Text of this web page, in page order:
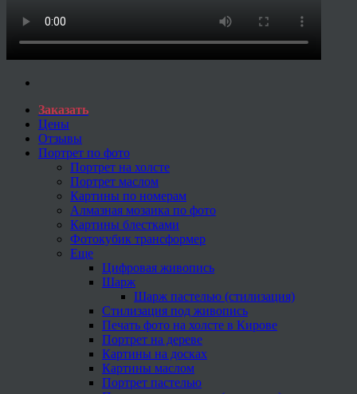
Заказать
Цены
Отзывы
Портрет по фото
Портрет на холсте
Портрет маслом
Картины по номерам
Алмазная мозаика по фото
Картины блестками
Фотокубик трансформер
Еще
Цифровая живопись
Шарж
Шарж пастелью (стилизация)
Стилизация под живопись
Печать фото на холсте в Кирове
Портрет на дереве
Картины на досках
Картины маслом
Портрет пастелью